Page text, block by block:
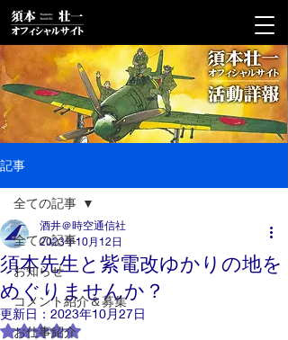
記事
全ての記事
お知らせ
コメント紹介＆募集
お仕事紹介
全ての記事
須本先生と紫電改ゆかりの地を
めぐりませんか？
酒井＠時空通信社
2023年10月12日
更新日： 2023年10月27日
5つ星のうちNaNと評価されています。